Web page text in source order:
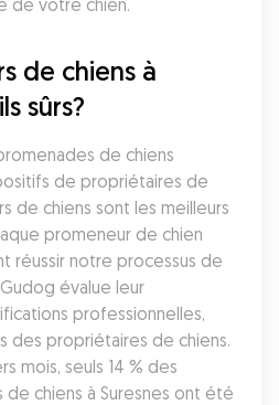
de votre chien.
de chiens à
sûrs?
de chiens
de propriétaires de
de chiens sont les meilleurs
promeneur de chien
réussir notre processus de
évalue leur
professionnelles,
des propriétaires de chiens.
mois, seuls 14 % des
chiens à Suresnes ont été